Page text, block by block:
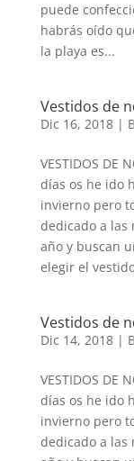
puede
habrás oído
la playa es...
Vestidos de
Dic 16, 2018|
VESTIDOS DE
días os he ido
invierno pero
dedicado a las
año y buscan
elegir el
Vestidos de
Dic 14, 2018|
VESTIDOS DE
días os he ido
invierno pero
dedicado a las